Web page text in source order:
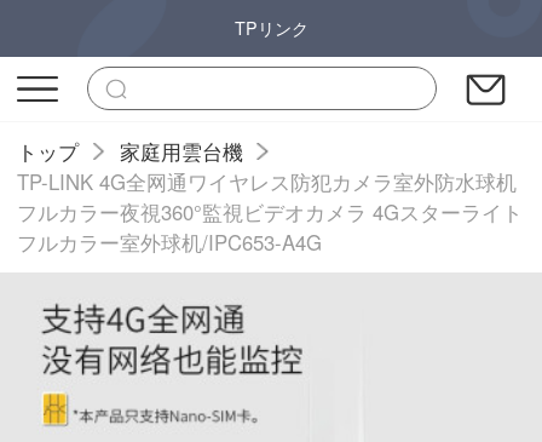
TPリンク
トップ
家庭用雲台機
TP-LINK 4G全网通ワイヤレス防犯カメラ室外防水球机
フルカラー夜視360°監視ビデオカメラ 4Gスターライト
フルカラー室外球机/IPC653-A4G